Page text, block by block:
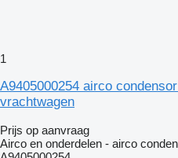
1
A9405000254 airco
vrachtwagen
Prijs op aanvraag
Airco en onderdelen - airco